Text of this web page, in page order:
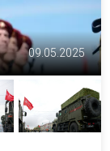
09.05.2025